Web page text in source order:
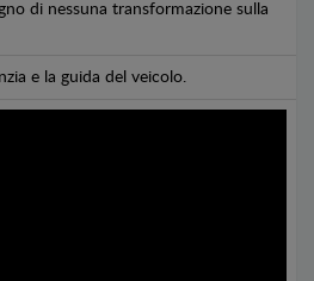
di nessuna transformazione sulla
e la guida del veicolo.